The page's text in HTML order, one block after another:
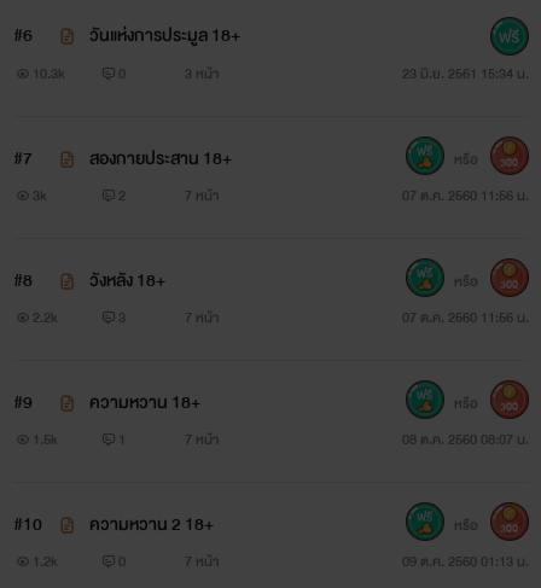
#6 วันแห่งการประมูล 18+
10.3k 0 3 หน้า 23 มิ.ย. 2561 15:34 น.
#7 สองกายประสาน 18+
3k 2 7 หน้า 07 ต.ค. 2560 11:56 น.
หรือ 300
#8 วังหลัง 18+
2.2k 3 7 หน้า 07 ต.ค. 2560 11:56 น.
หรือ 300
#9 ความหวาน 18+
1.5k 1 7 หน้า 08 ต.ค. 2560 08:07 น.
หรือ 300
#10 ความหวาน 2 18+
1.2k 0 7 หน้า 09 ต.ค. 2560 01:13 น.
หรือ 300